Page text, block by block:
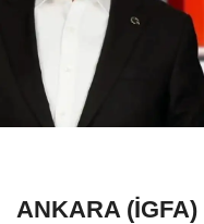
ANKARA (İGFA)